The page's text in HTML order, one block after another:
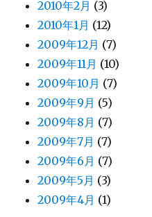
2010年2月 (3)
2010年1月 (12)
2009年12月 (7)
2009年11月 (10)
2009年10月 (7)
2009年9月 (5)
2009年8月 (7)
2009年7月 (7)
2009年6月 (7)
2009年5月 (3)
2009年4月 (1)